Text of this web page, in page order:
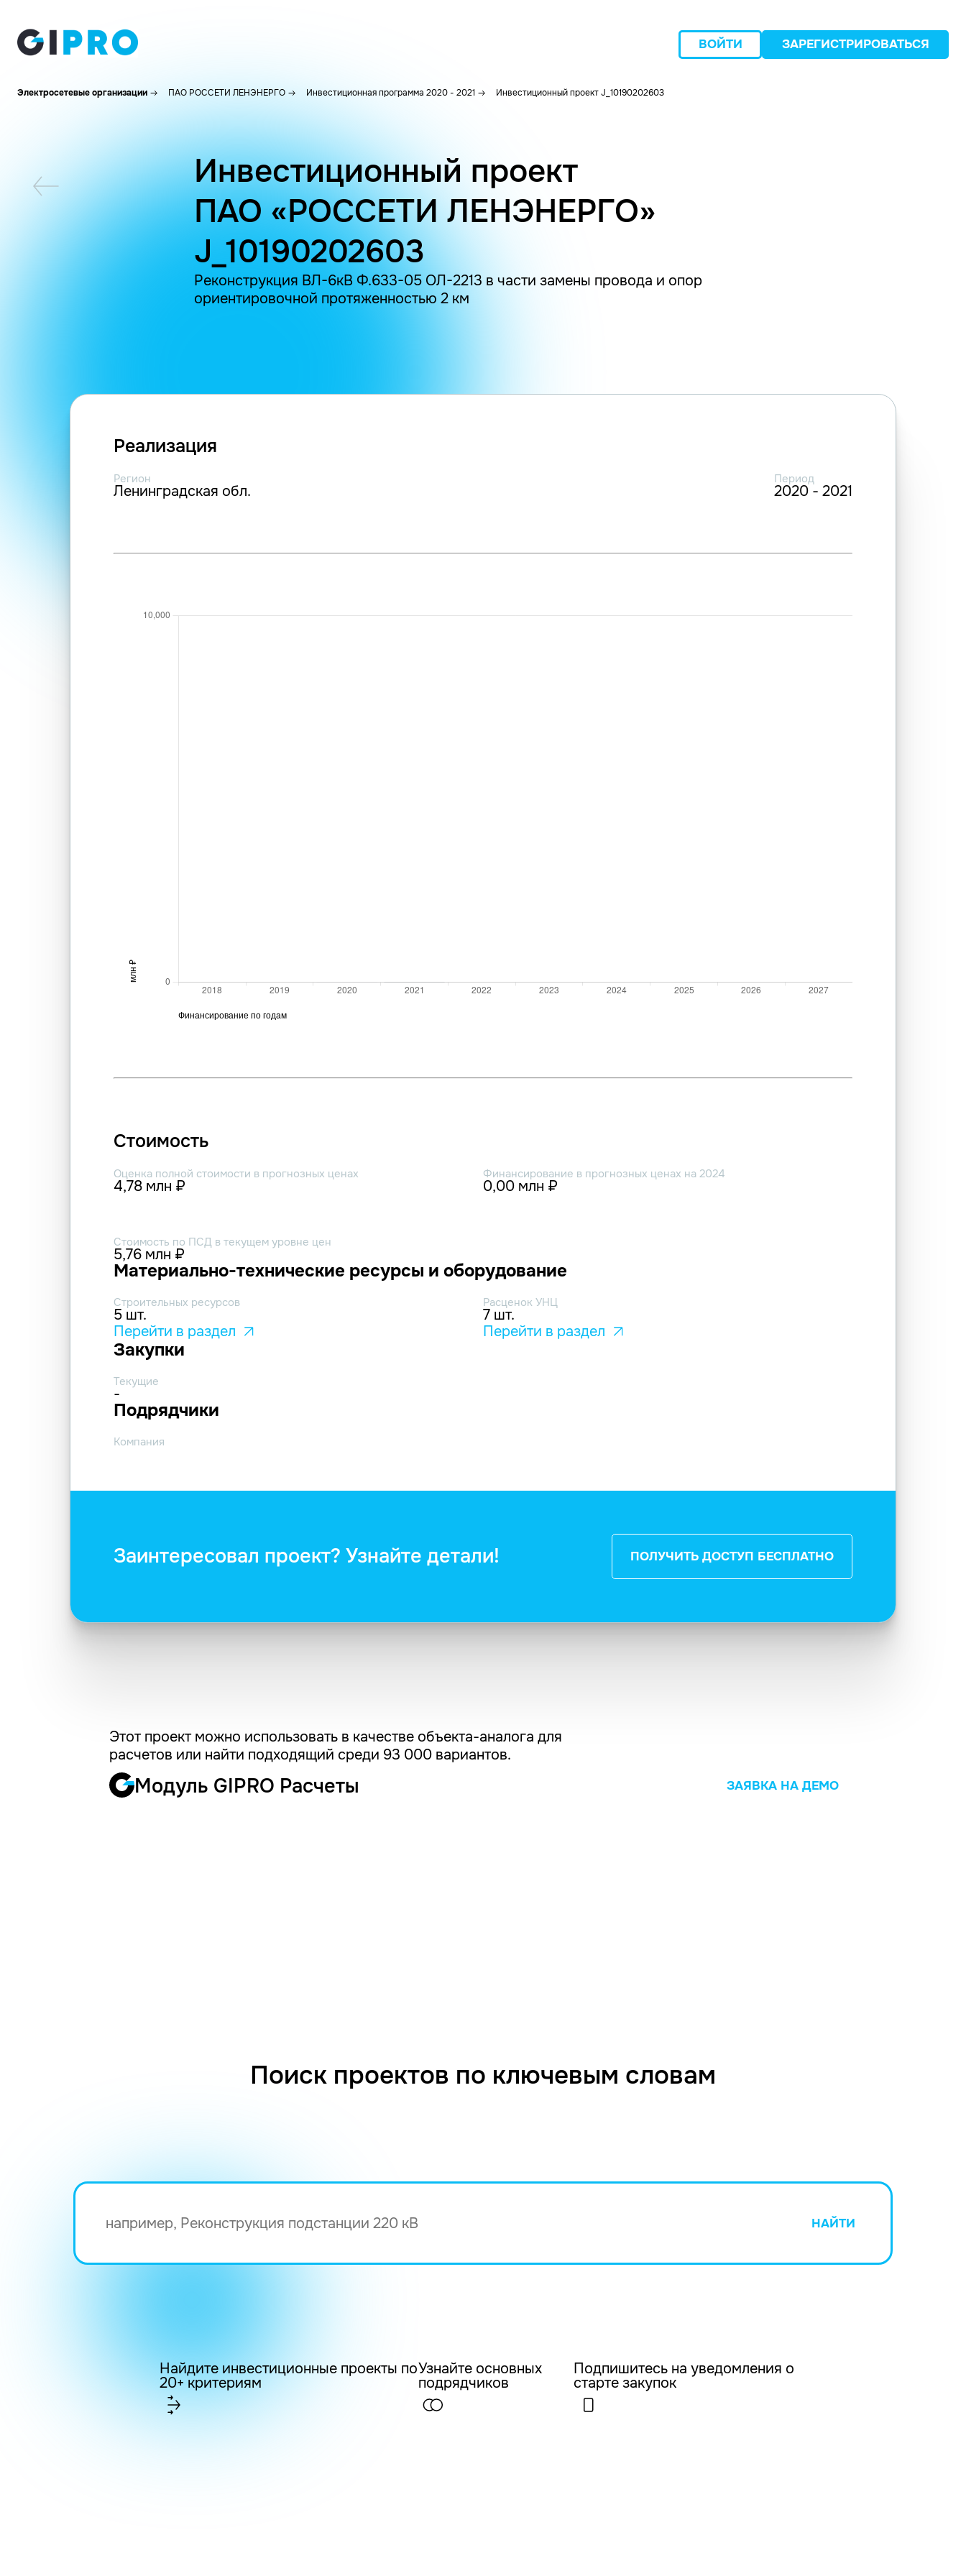
ВОЙТИ ЗАРЕГИСТРИРОВАТЬСЯ
Электросетевые организации ПАО РОССЕТИ ЛЕНЭНЕРГО Инвестиционная программа 2020 - 2021 Инвестиционный проект J_10190202603
Инвестиционный проект
ПАО «РОССЕТИ ЛЕНЭНЕРГО»
J_10190202603
Реконструкция ВЛ-6кВ Ф.633-05 ОЛ-2213 в части замены провода и опор
ориентировочной протяженностью 2 км
Реализация
Регион
Ленинградская обл.
Период
2020 - 2021
Стоимость
Оценка полной стоимости в прогнозных ценах
4,78 млн ₽
Финансирование в прогнозных ценах на 2024
0,00 млн ₽
Стоимость по ПСД в текущем уровне цен
5,76 млн ₽
Материально-технические ресурсы и оборудование
Строительных ресурсов
5 шт.
Перейти в раздел
Расценок УНЦ
7 шт.
Перейти в раздел
Закупки
Текущие
-
Подрядчики
Компания
Заинтересовал проект? Узнайте детали! ПОЛУЧИТЬ ДОСТУП БЕСПЛАТНО
Этот проект можно использовать в качестве объекта-аналога для
расчетов или найти подходящий среди 93 000 вариантов.
Модуль GIPRO Расчеты ЗАЯВКА НА ДЕМО
Поиск проектов по ключевым словам
НАЙТИ
Найдите инвестиционные проекты по
20+ критериям
Узнайте основных
подрядчиков
Подпишитесь на уведомления о
старте закупок